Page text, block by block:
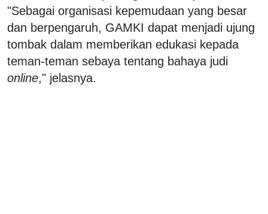
"Sebagai organisasi kepemudaan yang besar
dan berpengaruh, GAMKI dapat menjadi ujung
tombak dalam memberikan edukasi kepada
teman-teman sebaya tentang bahaya judi
online," jelasnya.